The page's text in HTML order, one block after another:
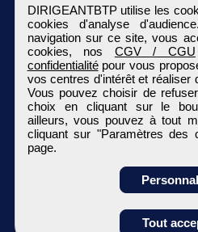
Obtenir
DIRIGEANTBTP utilise les
cookies d'analyse
navigation sur ce site, vous
cookies, nos CGV / CGU
confidentialitépour vous
vos centres d'intérêt et réaliser
Vous pouvez choisir de
choix en cliquant sur le
ailleurs, vous pouvez à tout
cliquant sur "Paramètres des
page.
Tout